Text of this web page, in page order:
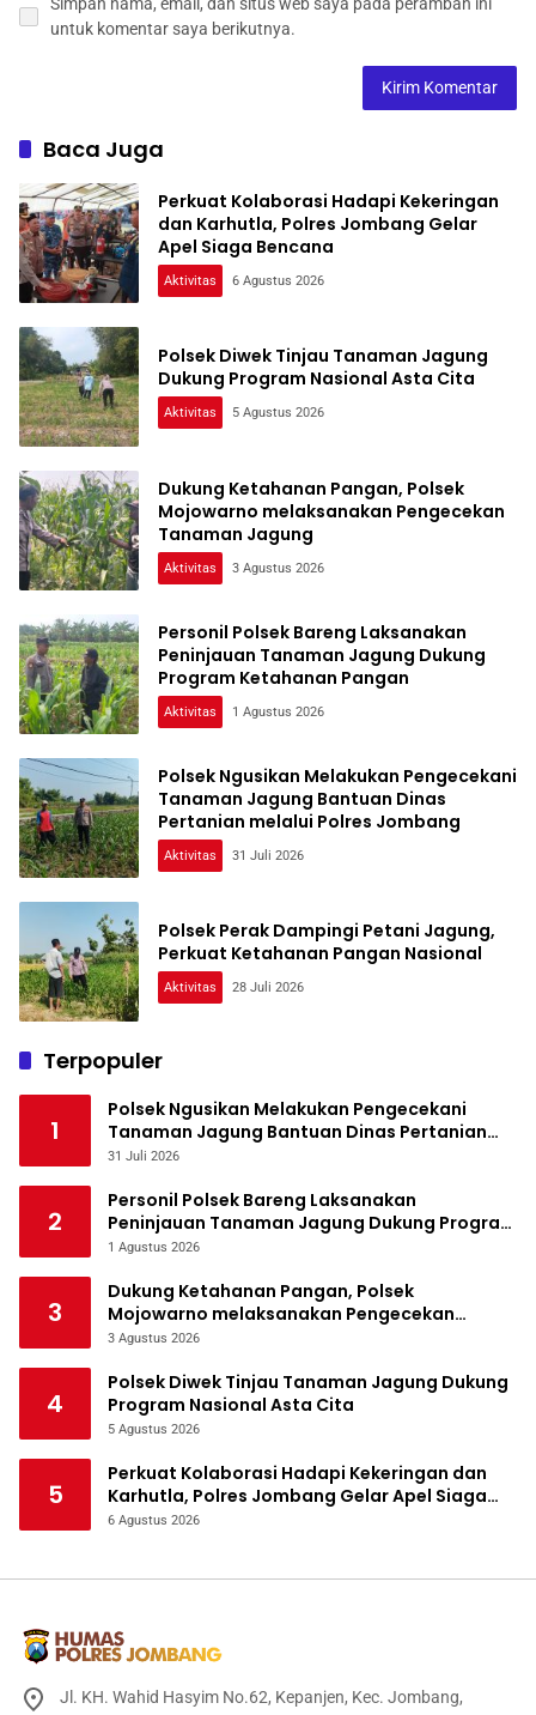
untuk komentar saya berikutnya.
Baca Juga
Perkuat Kolaborasi Hadapi Kekeringan
dan Karhutla, Polres Jombang Gelar
Apel Siaga Bencana
Aktivitas 6 Agustus 2026
Polsek Diwek Tinjau Tanaman Jagung
Dukung Program Nasional Asta Cita
Aktivitas 5 Agustus 2026
Dukung Ketahanan Pangan, Polsek
Mojowarno melaksanakan Pengecekan
Tanaman Jagung
Aktivitas 3 Agustus 2026
Personil Polsek Bareng Laksanakan
Peninjauan Tanaman Jagung Dukung
Program Ketahanan Pangan
Aktivitas 1 Agustus 2026
Polsek Ngusikan Melakukan Pengecekani
Tanaman Jagung Bantuan Dinas
Pertanian melalui Polres Jombang
Aktivitas 31 Juli 2026
Polsek Perak Dampingi Petani Jagung,
Perkuat Ketahanan Pangan Nasional
Aktivitas 28 Juli 2026
Terpopuler
1
Polsek Ngusikan Melakukan Pengecekani
Tanaman Jagung Bantuan Dinas Pertanian
melalui Polres Jombang
31 Juli 2026
2
Personil Polsek Bareng Laksanakan
Peninjauan Tanaman Jagung Dukung Program
Ketahanan Pangan
1 Agustus 2026
3
Dukung Ketahanan Pangan, Polsek
Mojowarno melaksanakan Pengecekan
Tanaman Jagung
3 Agustus 2026
4
Polsek Diwek Tinjau Tanaman Jagung Dukung
Program Nasional Asta Cita
5 Agustus 2026
5
Perkuat Kolaborasi Hadapi Kekeringan dan
Karhutla, Polres Jombang Gelar Apel Siaga
Bencana
6 Agustus 2026
Jl. KH. Wahid Hasyim No.62, Kepanjen, Kec. Jombang,